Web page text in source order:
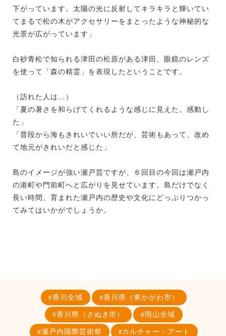
下がっています。太陽の光に反射してキラキラと輝いてい
てまるで松の木がアクセサリーをまとったような神秘的な
光景が広がっています」
白砂青松で知られる津田の松原がある津田。眼鏡のレンズ
を使って「森の精霊」を表現したということです。
（訪れた人は…）
「夏の暑さを和らげてくれるような感じに見えた。感動し
た」
「普段から海もきれいでいい所だが、芸術もあって、改め
て地元がきれいだと感じた」
島のイメージが強い瀬戸芸ですが、６回目の今回は瀬戸内
の港町や門前町へと広がりを見せています。島だけでなく
長い時間、育まれた瀬戸内の歴史や文化にどっぷりつかっ
てみてはいかがでしょうか。
香川全域 香川県（東かがわ市）
香川県（さぬき市） 岡山全域
瀬戸内国際芸術祭 カルチャー：アート